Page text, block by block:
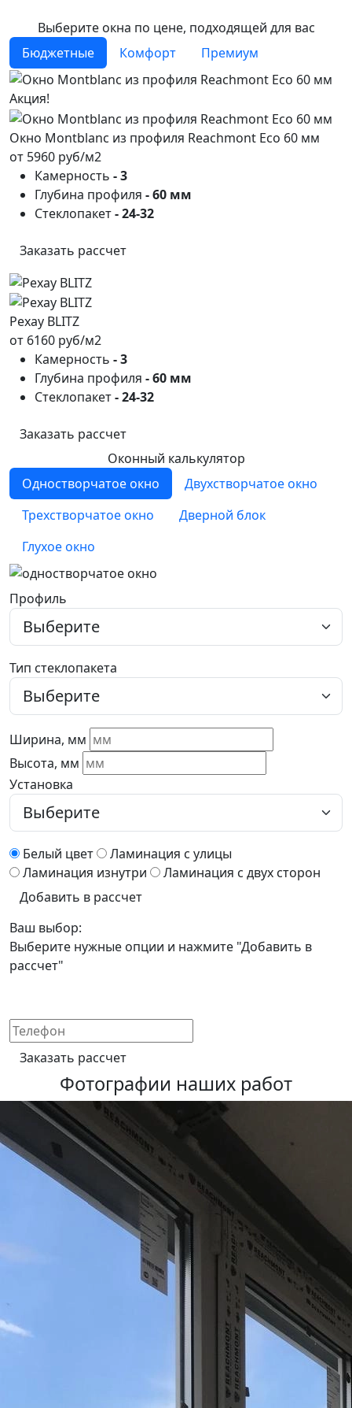
Выберите окна по цене, подходящей для вас
Бюджетные
Комфорт Премиум
Акция!
Окно Montblanc из профиля Reachmont Eco 60 мм
от 5960 руб/м2
Камерность - 3
Глубина профиля - 60 мм
Стеклопакет- 24-32
Заказать рассчет
Рехау BLITZ
от 6160 руб/м2
Камерность - 3
Глубина профиля - 60 мм
Стеклопакет- 24-32
Заказать рассчет
Оконный калькулятор
Одностворчатое окно
Двухстворчатое окно
Трехстворчатое окно
Дверной блок
Глухое окно
Профиль
Тип стеклопакета
Ширина, мм
Высота, мм
Установка
Белый цвет
Ламинация с улицы
Ламинация изнутри
Ламинация с двух сторон
Добавить в рассчет
Ваш выбор:
Выберите нужные опции и нажмите "Добавить в
рассчет"
Фотографии наших работ